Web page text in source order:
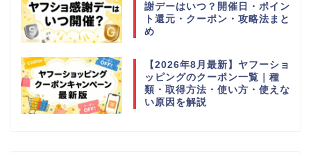
謝デーはいつ？開催日・ポイン
ト還元・クーポン・攻略法まと
め
【2026年8月最新】ヤフーショ
ッピングのクーポン一覧｜種
類・取得方法・使い方・使えな
い原因を解説